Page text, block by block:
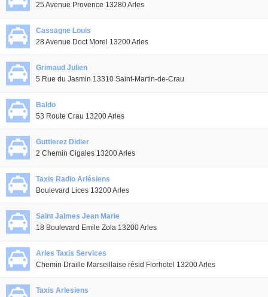
25 Avenue Provence 13280 Arles
Cassagne Louis
28 Avenue Doct Morel 13200 Arles
Grimaud Julien
5 Rue du Jasmin 13310 Saint-Martin-de-Crau
Baldo
53 Route Crau 13200 Arles
Guttierez Didier
2 Chemin Cigales 13200 Arles
Taxis Radio Arlésiens
Boulevard Lices 13200 Arles
Saint Jalmes Jean Marie
18 Boulevard Emile Zola 13200 Arles
Arles Taxis Services
Chemin Draille Marseillaise résid Florhotel 13200 Arles
Taxis Arlesiens